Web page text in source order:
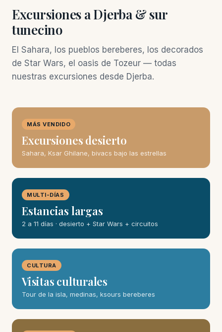
Excursiones a Djerba & sur
tunecino
El Sahara, los pueblos bereberes, los decorados
de Star Wars, el oasis de Tozeur — todas
nuestras excursiones desde Djerba.
MÁS VENDIDO
Excursiones desierto
Sahara, Ksar Ghilane, bivacs bajo las estrellas
MULTI-DÍAS
Estancias largas
2 a 11 días · desierto + Star Wars + circuitos
CULTURA
Visitas culturales
Tour de la isla, medinas, ksours bereberes